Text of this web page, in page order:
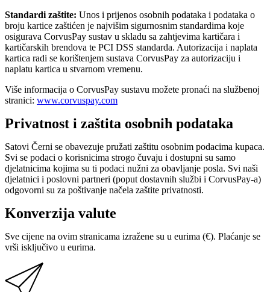
Standardi zaštite: Unos i prijenos osobnih podataka i podataka o
broju kartice zaštićen je najvišim sigurnosnim standardima koje
osigurava CorvusPay sustav u skladu sa zahtjevima kartičara i
kartičarskih brendova te PCI DSS standarda. Autorizacija i naplata
kartica radi se korištenjem sustava CorvusPay za autorizaciju i
naplatu kartica u stvarnom vremenu.
Više informacija o CorvusPay sustavu možete pronaći na službenoj
stranici: www.corvuspay.com
Privatnost i zaštita osobnih podataka
Satovi Černi se obavezuje pružati zaštitu osobnim podacima kupaca.
Svi se podaci o korisnicima strogo čuvaju i dostupni su samo
djelatnicima kojima su ti podaci nužni za obavljanje posla. Svi naši
djelatnici i poslovni partneri (poput dostavnih službi i CorvusPay-a)
odgovorni su za poštivanje načela zaštite privatnosti.
Konverzija valute
Sve cijene na ovim stranicama izražene su u eurima (€). Plaćanje se
vrši isključivo u eurima.